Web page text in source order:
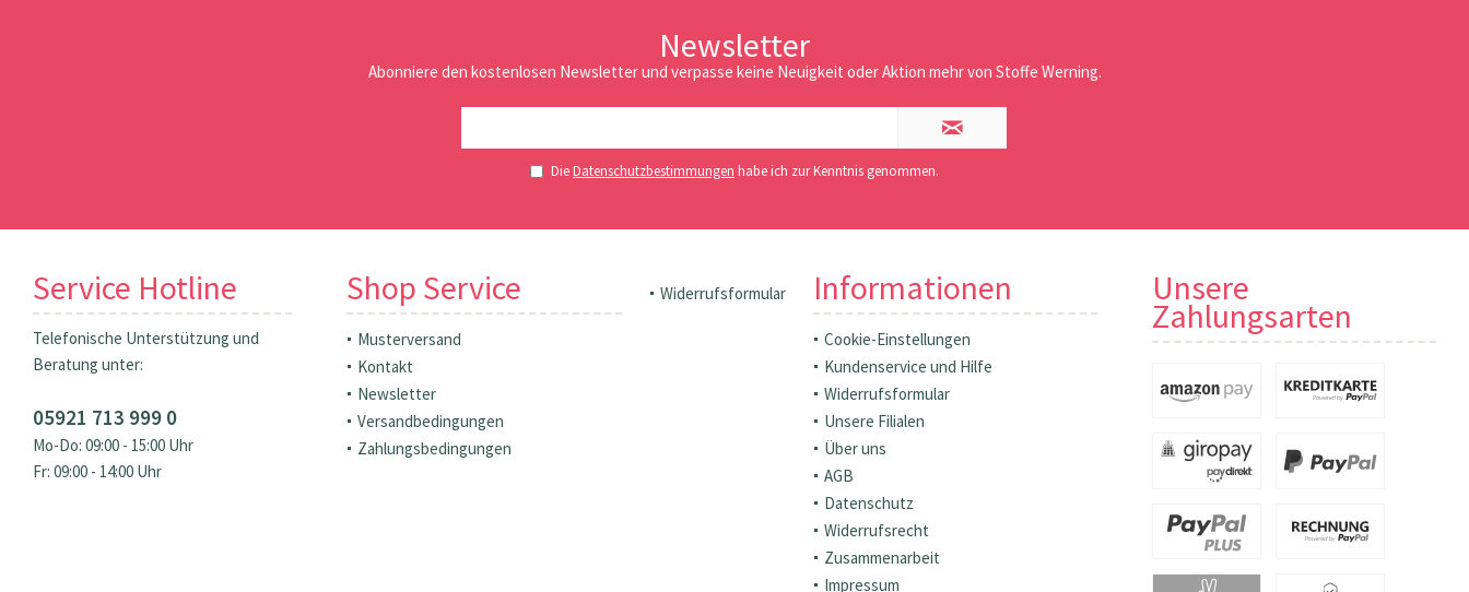
Newsletter
Abonniere den kostenlosen Newsletter und verpasse keine Neuigkeit oder Aktion mehr von Stoffe Werning.
DieDatenschutzbestimmungen habe ich zur Kenntnis genommen.
Service Hotline
Telefonische Unterstützung und
Beratung unter:
05921 713 999 0
Mo-Do: 09:00 - 15:00 Uhr
Fr: 09:00 - 14:00 Uhr
Shop Service
Musterversand
Kontakt
Newsletter
Versandbedingungen
Zahlungsbedingungen
Widerrufsformular Informationen
Cookie-Einstellungen
Kundenservice und Hilfe
Widerrufsformular
Unsere Filialen
Über uns
AGB
Datenschutz
Widerrufsrecht
Zusammenarbeit
Impressum
Unsere
Zahlungsarten